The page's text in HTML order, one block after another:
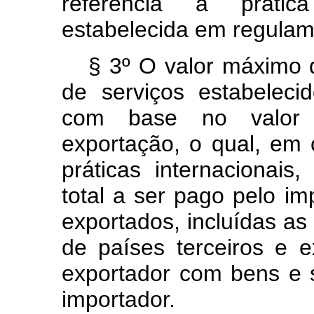
estabelecida em
§ 3º O valor máximo
de serviços
com base no valor
exportação, o qual, em
práticas
total a ser pago pelo
exportados, incluídas
de países terceiros e
exportador com bens e
importador.